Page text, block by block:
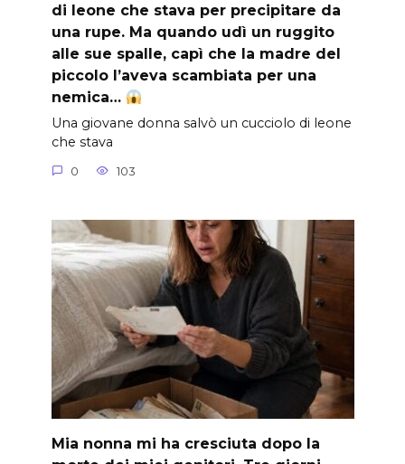
di leone che stava per precipitare da
una rupe. Ma quando udì un ruggito
alle sue spalle, capì che la madre del
piccolo l’aveva scambiata per una
nemica…
Una giovane donna salvò un cucciolo di leone
che stava
0 103
Mia nonna mi ha cresciuta dopo la